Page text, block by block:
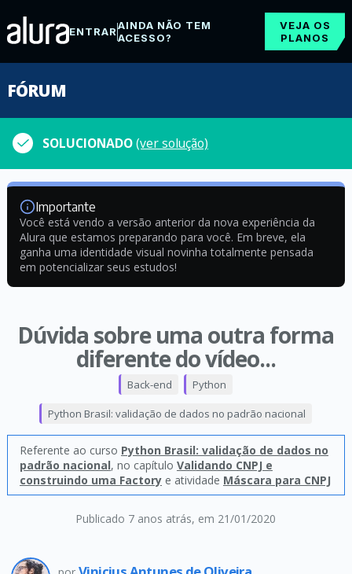
ENTRARAINDA NÃO TEM
ACESSO?
VEJA OS
PLANOS
FÓRUM
SOLUCIONADO(ver solução)
Importante
Você está vendo a versão anterior da nova experiência da
Alura que estamos preparando para você. Em breve, ela
ganha uma identidade visual novinha totalmente pensada
em potencializar seus estudos!
Dúvida sobre uma outra forma
diferente do vídeo...
Publicado 7 anos atrás, em 21/01/2020
Back-end Python
Python Brasil: validação de dados no padrão nacional
Referente ao curso Python Brasil: validação de dados no
padrão nacional, no capítulo Validando CNPJ e
construindo uma Factorye atividade Máscara para CNPJ